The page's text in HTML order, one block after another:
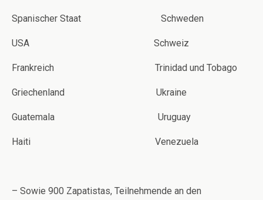
Spanischer Staat Schweden
USA Schweiz
Frankreich Trinidad und Tobago
Griechenland Ukraine
Guatemala Uruguay
Haiti Venezuela
– Sowie 900 Zapatistas, Teilnehmende an den